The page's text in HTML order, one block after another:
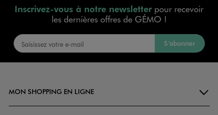
Inscrivez-vous à notre newsletterpour recevoir
les dernières offres de GÉMO !
S’abonner
MON SHOPPING EN LIGNE